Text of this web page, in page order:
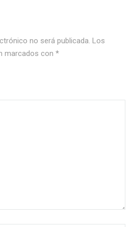
no será publicada. Los
marcados con *